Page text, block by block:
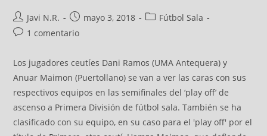
Javi N.R. mayo 3, 2018
Fútbol Sala
1 comentario
Los jugadores ceutíes Dani Ramos (UMA Antequera) y
Anuar Maimon (Puertollano) se van a ver las caras con sus
respectivos equipos en las semifinales del ‘play off’ de
ascenso a Primera División de fútbol sala. También se ha
clasificado con su equipo, en su caso para el 'play off' por el